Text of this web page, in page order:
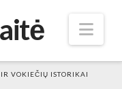
VOKIEČIŲ ISTORIKAI